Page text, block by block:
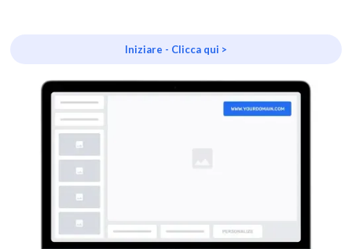
Iniziare - Clicca qui >